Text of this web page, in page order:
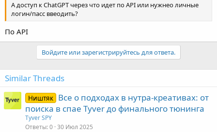
А доступ к СhatGPT через что идет по API или нужнео личные
логин/пасс ввеодить?
По API
Войдите или зарегистрируйтесь для ответа.
Similar Threads
Ништяк Все о подходах в нутра-креативах: от
поиска в спае Tyver до финального тюнинга
Tyver SPY
Ответы 0 30 Июл 2025